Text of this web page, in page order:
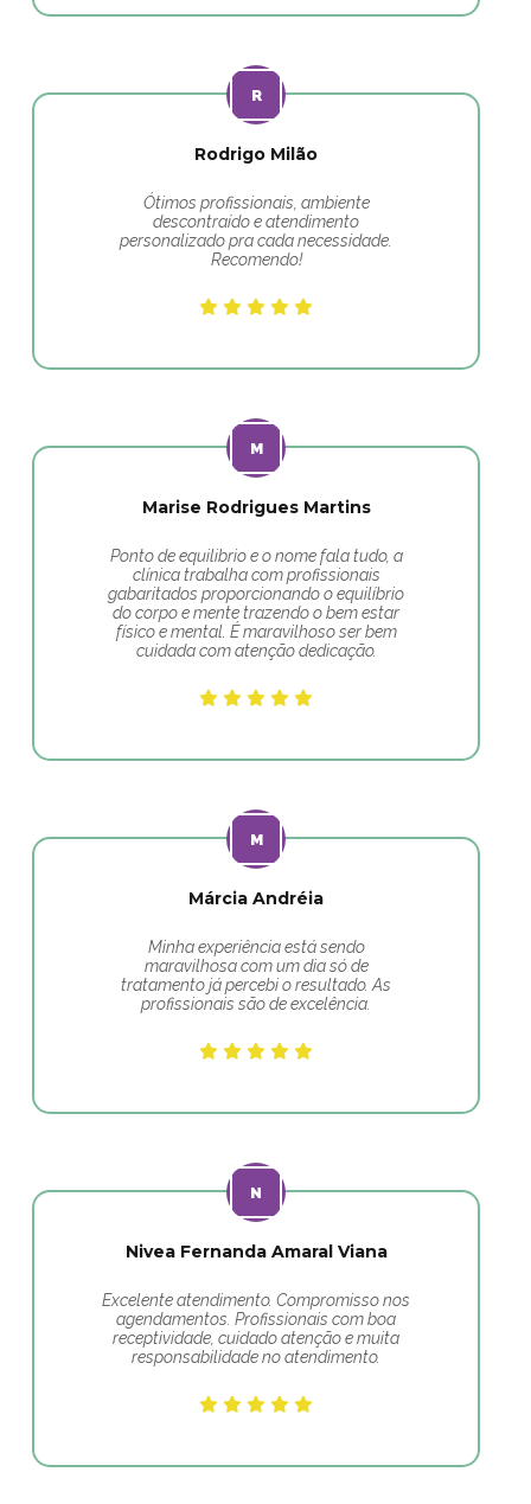
Rodrigo Milão
Ótimos profissionais, ambiente
descontraído e atendimento
personalizado pra cada necessidade.
Recomendo!
Marise Rodrigues Martins
Ponto de equilibrio e o nome fala tudo, a
clínica trabalha com profissionais
gabaritados proporcionando o equilíbrio
do corpo e mente trazendo o bem estar
físico e mental. É maravilhoso ser bem
cuidada com atenção dedicação.
Márcia Andréia
Minha experiência está sendo
maravilhosa com um dia só de
tratamento já percebi o resultado. As
profissionais são de excelência.
Nivea Fernanda Amaral Viana
Excelente atendimento. Compromisso nos
agendamentos. Profissionais com boa
receptividade, cuidado atenção e muita
responsabilidade no atendimento.